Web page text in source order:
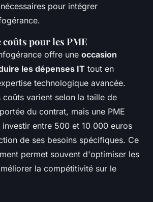
pour intégrer
pour les PME
offre une occasion
les dépenses IT tout en
technologique avancée.
coûts varient selon la taille de
du contrat, mais une PME
entre 500 et 10 000 euros
de ses besoins spécifiques. Ce
permet souvent d'optimiser les
la compétitivité sur le